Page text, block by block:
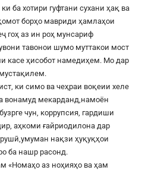
ба хотири гуфтани сухани ҳақ ва
борҳо мавриди ҳамлаҳои
гоҳ аз ин роҳ мунсариф
тавонои шумо муттакои мост
касе ҳисобот намедиҳем. Мо дар
ки симо ва чеҳраи воқеии хеле
вонамуд мекарданд,намоён
чун, коррупсия, гардиши
аҳкоми ғайриодилона дар
нақзи ҳуқуқҳои
ба нашр расонд.
«Номаҳо аз ноҳияҳо ва ҳам